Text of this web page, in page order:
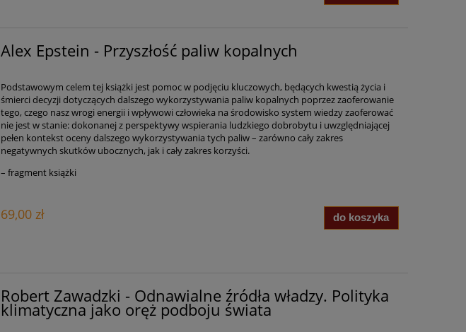
Alex Epstein - Przyszłość paliw kopalnych
Podstawowym celem tej książki jest pomoc w podjęciu kluczowych, będących kwestią życia i
śmierci decyzji dotyczących dalszego wykorzystywania paliw kopalnych poprzez zaoferowanie
tego, czego nasz wrogi energii i wpływowi człowieka na środowisko system wiedzy zaoferować
nie jest w stanie: dokonanej z perspektywy wspierania ludzkiego dobrobytu i uwzględniającej
pełen kontekst oceny dalszego wykorzystywania tych paliw – zarówno cały zakres
negatywnych skutków ubocznych, jak i cały zakres korzyści.
– fragment książki
69,00 zł do koszyka
Robert Zawadzki - Odnawialne źródła władzy. Polityka
klimatyczna jako oręż podboju świata